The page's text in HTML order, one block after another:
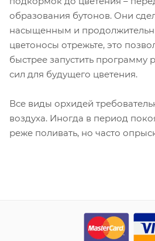
образования бутонов. Они
насыщенным и
цветоносы отрежьте, это
быстрее запустить программу
сил для будущего цветения.
Все виды орхидей
воздуха. Иногда в период
реже поливать, но часто